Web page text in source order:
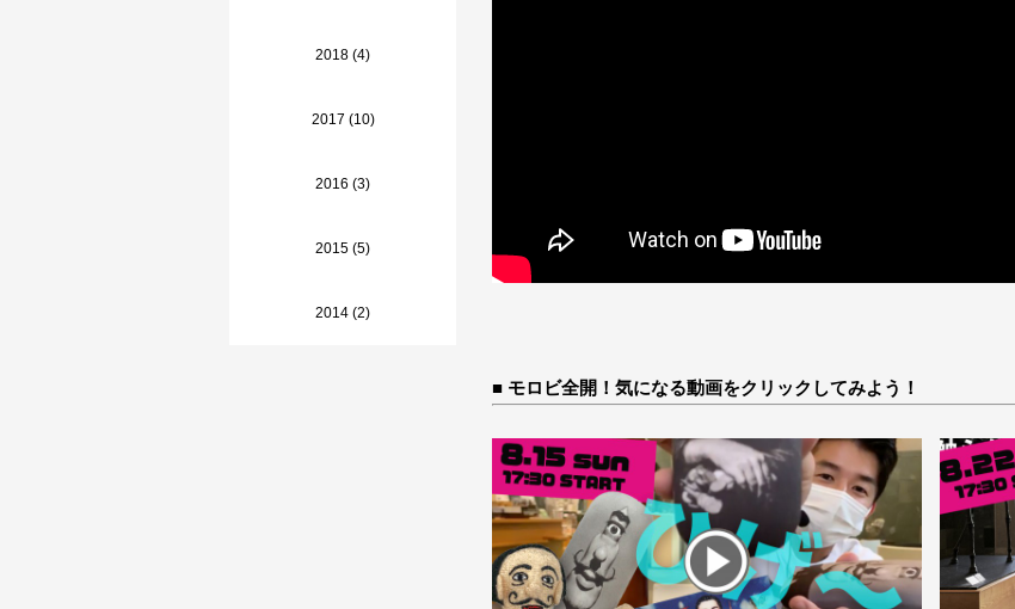
■ モロビ全開！気になる動画をクリックしてみよう！
2018 (4)
2017 (10)
2016 (3)
2015 (5)
2014 (2)